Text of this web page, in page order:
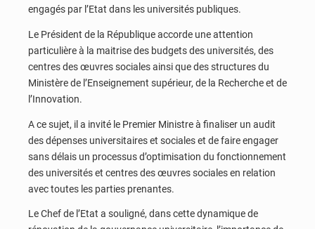
engagés par l’Etat dans les universités publiques.
Le Président de la République accorde une attention
particulière à la maitrise des budgets des universités, des
centres des œuvres sociales ainsi que des structures du
Ministère de l’Enseignement supérieur, de la Recherche et de
l’Innovation.
A ce sujet, il a invité le Premier Ministre à finaliser un audit
des dépenses universitaires et sociales et de faire engager
sans délais un processus d’optimisation du fonctionnement
des universités et centres des œuvres sociales en relation
avec toutes les parties prenantes.
Le Chef de l’Etat a souligné, dans cette dynamique de